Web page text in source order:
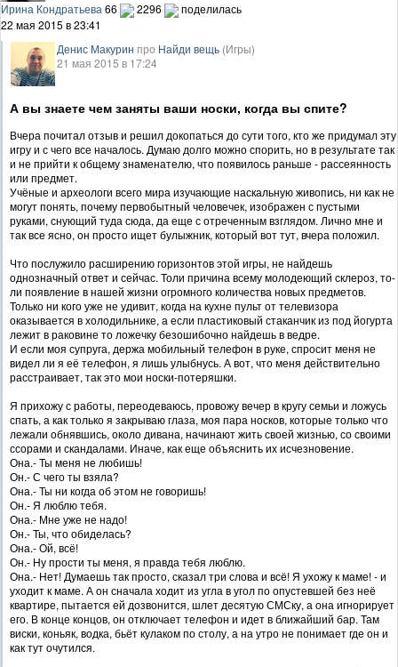
Ирина Кондратьева 66 2296
поделилась
22 мая 2015 в 23:41
Денис Макурин про Найди вещь (Игры)
21 мая 2015 в 17:24
А вы знаете чем заняты ваши носки, когда вы спите?
Вчера почитал отзыв и решил докопаться до сути того, кто же придумал эту
игру и с чего все началось. Думаю долго можно спорить, но в результате так
и не прийти к общему знаменателю, что появилось раньше - рассеянность
или предмет.
Учёные и археологи всего мира изучающие наскальную живопись, ни как не
могут понять, почему первобытный человечек, изображен с пустыми
руками, снующий туда сюда, да еще с отреченным взглядом. Лично мне и
так все ясно, он просто ищет булыжник, который вот тут, вчера положил.
Что послужило расширению горизонтов этой игры, не найдешь
однозначный ответ и сейчас. Толи причина всему молодеющий склероз, то-
ли появление в нашей жизни огромного количества новых предметов.
Только ни кого уже не удивит, когда на кухне пульт от телевизора
оказывается в холодильнике, а если пластиковый стаканчик из под йогурта
лежит в раковине то ложечку безошибочно найдешь в ведре.
И если моя супруга, держа мобильный телефон в руке, спросит меня не
видел ли я её телефон, я лишь улыбнусь. А вот, что меня действительно
расстраивает, так это мои носки-потеряшки.
Я прихожу с работы, переодеваюсь, провожу вечер в кругу семьи и ложусь
спать, а как только я закрываю глаза, моя пара носков, которые только что
лежали обнявшись, около дивана, начинают жить своей жизнью, со своими
ссорами и скандалами. Иначе, как еще объяснить их исчезновение.
Она.- Ты меня не любишь!
Он.- С чего ты взяла?
Она.- Ты ни когда об этом не говоришь!
Он.- Я люблю тебя.
Она.- Мне уже не надо!
Он.- Ты, что обиделась?
Она.- Ой, всё!
Он.- Ну прости ты меня, я правда тебя люблю.
Она.- Нет! Думаешь так просто, сказал три слова и всё! Я ухожу к маме! - и
уходит к маме. А он сначала ходит из угла в угол по опустевшей без неё
квартире, пытается ей дозвонится, шлет десятую СМСку, а она игнорирует
его. В конце концов, он отключает телефон и идет в ближайший бар. Там
виски, коньяк, водка, бьёт кулаком по столу, а на утро не понимает где он и
как тут очутился.